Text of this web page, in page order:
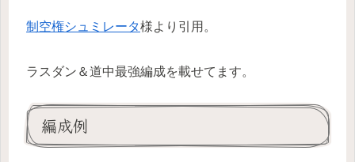
制空権シュミレータ様より引用。
ラスダン＆道中最強編成を載せてます。
編成例